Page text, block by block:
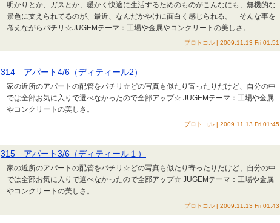
明かりとか、ガスとか、暖かく快適に生活するためのものがこんなにも、無機的な
景色に支えられてるのが、最近、なんだかやけに面白く感じられる。 そんな事を
考えながらパチリ☆JUGEMテーマ：工場や金属やコンクリートの美しさ。
プロトコル | 2009.11.13 Fri 01:51
314 アパート4/6（ディティール2）
家の近所のアパートの配管をパチリ☆どの写真も似たり寄ったりだけど、自分の中
では全部お気に入りで選べなかったので全部アップ☆ JUGEMテーマ：工場や金属
やコンクリートの美しさ。
プロトコル | 2009.11.13 Fri 01:45
315 アパート3/6（ディティール１）
家の近所のアパートの配管をパチリ☆どの写真も似たり寄ったりだけど、自分の中
では全部お気に入りで選べなかったので全部アップ☆ JUGEMテーマ：工場や金属
やコンクリートの美しさ。
プロトコル | 2009.11.13 Fri 01:43